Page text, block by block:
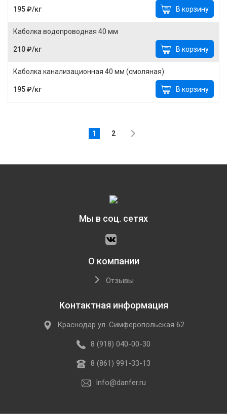
195 ₽/кг В корзину
Каболка водопроводная 40 мм
210 ₽/кг В корзину
Каболка канализационная 40 мм (смоляная)
195 ₽/кг В корзину
1 2
Мы в соц. сетях
О компании
Отзывы
Контактная информация
Краснодар ул. Симферопольская 62
8 (918) 040-00-30
8 (861) 991-33-13
Info@danfer.ru